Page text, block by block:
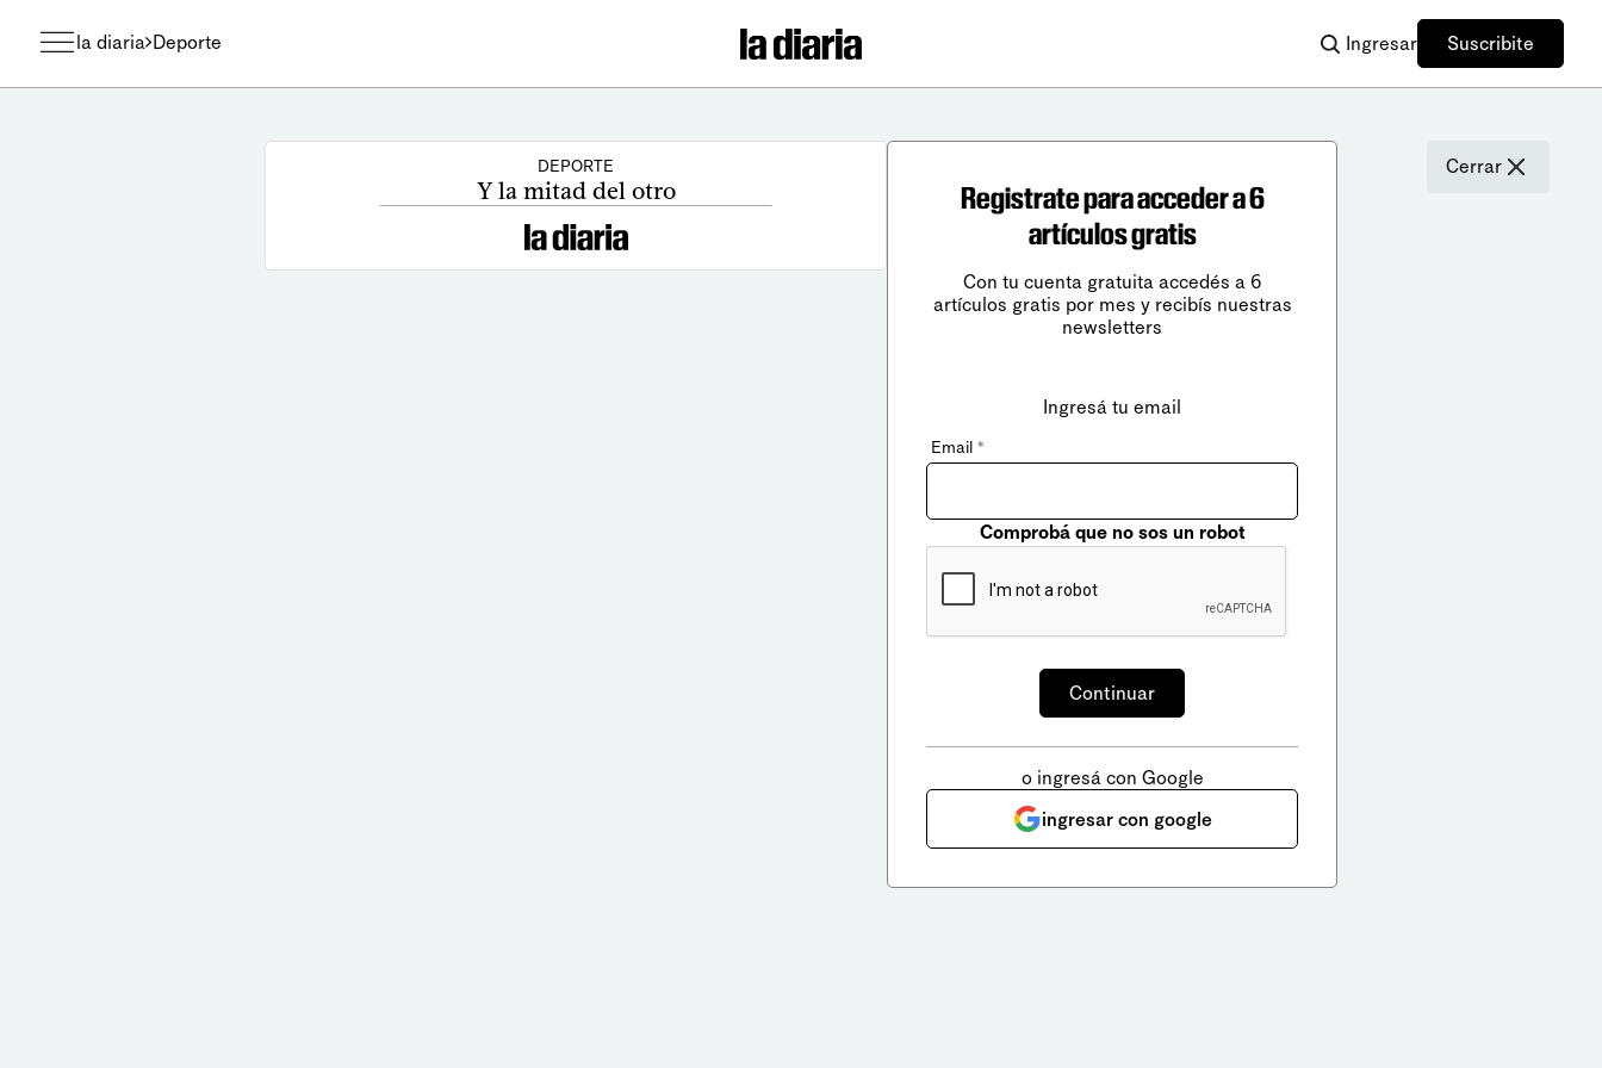
la diaria Deporte Ingresar Suscribite
DEPORTE
Y la mitad del otro
Cerrar
Registrate para acceder a 6
artículos gratis
Con tu cuenta gratuita accedés a 6
artículos gratis por mes y recibís nuestras
newsletters
Ingresá tu email
Email *
Comprobá que no sos un robot
o ingresá con Google
ingresar con google